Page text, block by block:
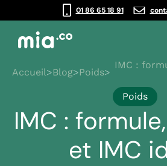
01 86 65 18 91
Accueil>Blog>Poids>
IMC :
Poids
IMC :
et IMC